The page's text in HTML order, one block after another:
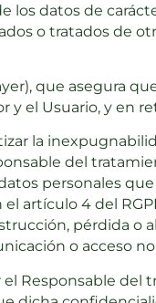
los datos de
o tratados de
que asegura
y el Usuario, y en
la
del
personales
artículo 4 del
pérdida o
o acceso
Responsable